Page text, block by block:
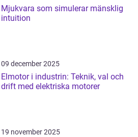
Mjukvara som simulerar mänsklig
intuition
09 december 2025
Elmotor i industrin: Teknik, val och
drift med elektriska motorer
19 november 2025